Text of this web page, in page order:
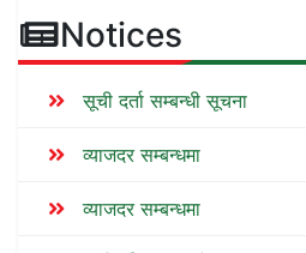
Notices
सूची दर्ता सम्बन्धी सूचना
व्याजदर सम्बन्धमा
व्याजदर सम्बन्धमा